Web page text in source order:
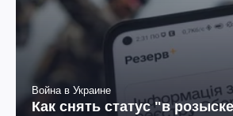
Война в Украине
Как снять статус "в